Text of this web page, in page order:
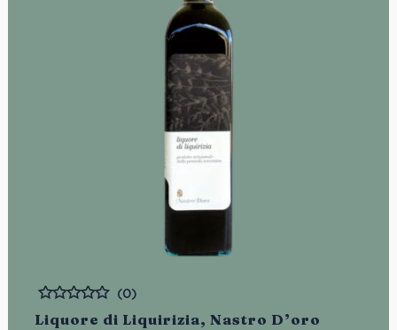
Liquore di Liquirizia, Nastro D’oro
Bewertet
(0)